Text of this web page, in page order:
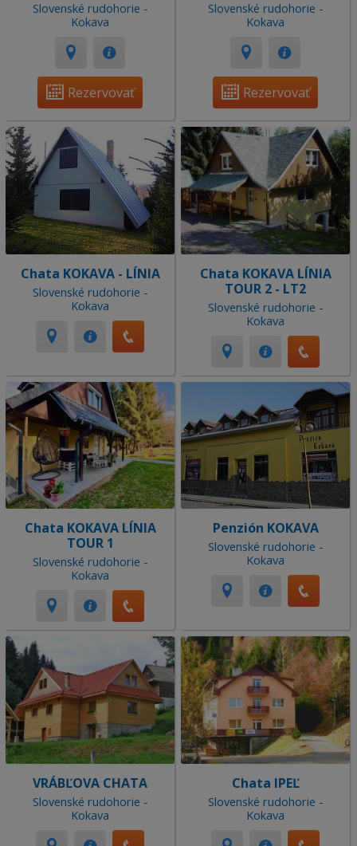
Slovenské rudohorie -
Kokava
Rezervovať
Slovenské rudohorie -
Kokava
Rezervovať
Chata KOKAVA - LÍNIA
Slovenské rudohorie -
Kokava
Chata KOKAVA LÍNIA
TOUR 2 - LT2
Slovenské rudohorie -
Kokava
Chata KOKAVA LÍNIA
TOUR 1
Slovenské rudohorie -
Kokava
Penzión KOKAVA
Slovenské rudohorie -
Kokava
VRÁBĽOVA CHATA
Slovenské rudohorie -
Kokava
Chata IPEĽ
Slovenské rudohorie -
Kokava